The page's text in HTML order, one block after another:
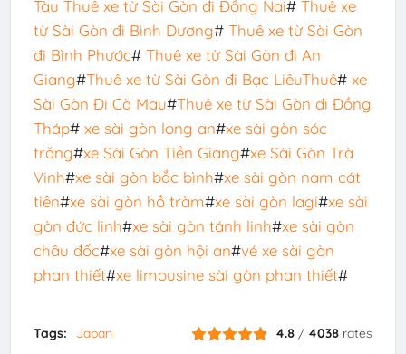
Tàu Thuê xe từ Sài Gòn đi Đồng Nai# Thuê xe
từ Sài Gòn đi Bình Dương# Thuê xe từ Sài Gòn
đi Bình Phước# Thuê xe từ Sài Gòn đi An
Giang#Thuê xe từ Sài Gòn đi Bạc LiêuThuê# xe
Sài Gòn Đi Cà Mau#Thuê xe từ Sài Gòn đi Đồng
Tháp# xe sài gòn long an#xe sài gòn sóc
trăng#xe Sài Gòn Tiền Giang#xe Sài Gòn Trà
Vinh#xe sài gòn bắc bình#xe sài gòn nam cát
tiên#xe sài gòn hồ tràm#xe sài gòn lagi#xe sài
gòn đức linh#xe sài gòn tánh linh#xe sài gòn
châu đốc#xe sài gòn hội an#vé xe sài gòn
phan thiết#xe limousine sài gòn phan thiết#
Tags: Japan 4.8 / 4038 rates